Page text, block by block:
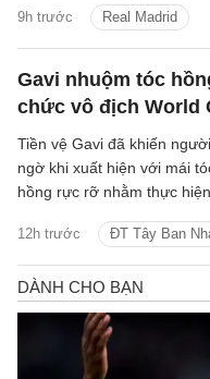
9h trước Real Madrid
ngày 30 tháng 6 năm 2033.
Gavi nhuộm tóc
chức vô địch World
12h trước ĐT Tây Ban
Tiền vệ Gavi đã khiến
ngờ khi xuất hiện với mái
hồng rực rỡ nhằm thực
World Cup 2026.